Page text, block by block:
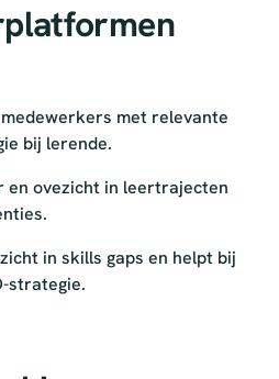
met relevante
bij lerende.
en ovezicht in leertrajecten
in skills gaps en helpt bij
strategie.